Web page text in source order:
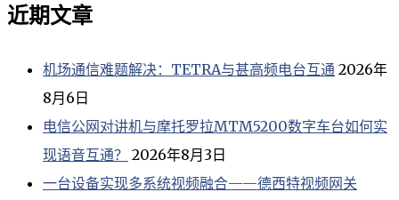
近期文章
机场通信难题解决：TETRA与甚高频电台互通 2026年
8月6日
电信公网对讲机与摩托罗拉MTM5200数字车台如何实
现语音互通？ 2026年8月3日
一台设备实现多系统视频融合——德西特视频网关